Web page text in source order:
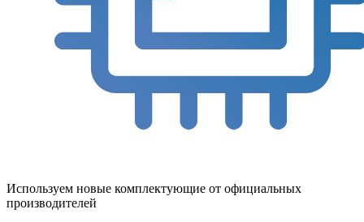
Используем новые комплектующие от официальных
производителей